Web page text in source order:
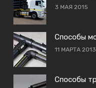
3 МАЯ 2015
Способы
11 МАРТА 2013
Способы